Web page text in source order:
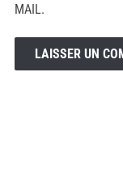
MAIL.